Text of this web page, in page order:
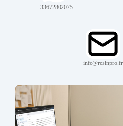
33672802075
info@resinpro.fr